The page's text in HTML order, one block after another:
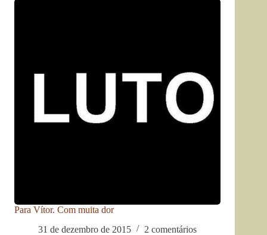
Para Vítor. Com muita dor
31 de dezembro de 2015
2 comentários